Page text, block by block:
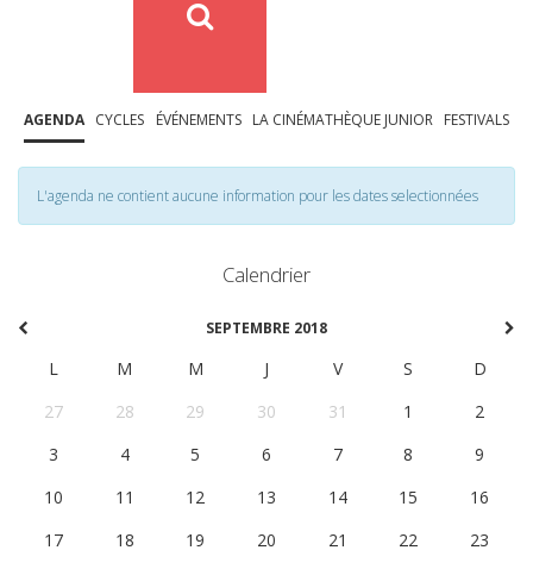
AGENDA CYCLES ÉVÉNEMENTS LA CINÉMATHÈQUE JUNIOR FESTIVALS
L'agenda ne contient aucune information pour les dates selectionnées
Calendrier
SEPTEMBRE 2018
L M M J V S
D
27
28 29 30 31 1
2
3
4 5 6 7 8
9
10
11 12 13 14 15
16
17
18 19 20 21 22
23